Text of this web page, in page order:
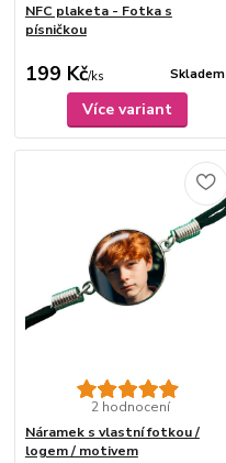
NFC plaketa - Fotka s
písničkou
199 Kč/ks Skladem
Více variant
2 hodnocení
Náramek s vlastní fotkou /
logem / motivem